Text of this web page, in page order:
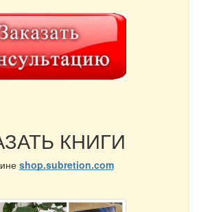
КНИГИ
shop.subretion.com